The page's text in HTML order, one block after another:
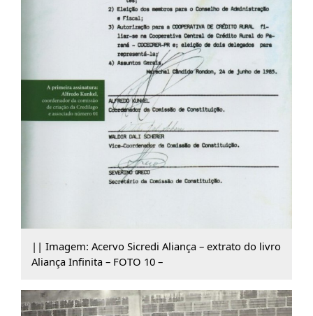
|| Imagem: Acervo Sicredi Aliança – extrato do livro
Aliança Infinita – FOTO 10 –